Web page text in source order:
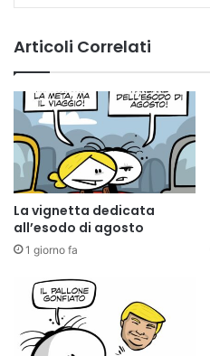
Articoli Correlati
La vignetta dedicata
all’esodo di agosto
1 giorno fa